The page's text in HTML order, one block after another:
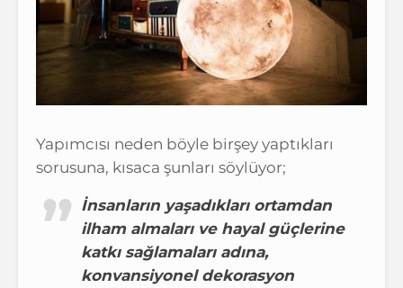
Yapımcısı neden böyle birşey yaptıkları
sorusuna, kısaca şunları söylüyor;
İnsanların yaşadıkları ortamdan
ilham almaları ve hayal güçlerine
katkı sağlamaları adına,
konvansiyonel dekorasyon